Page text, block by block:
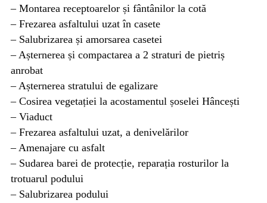
– Montarea receptoarelor și fântânilor la cotă
– Frezarea asfaltului uzat în casete
– Salubrizarea și amorsarea casetei
– Așternerea și compactarea a 2 straturi de pietriș
anrobat
– Așternerea stratului de egalizare
– Cosirea vegetației la acostamentul șoselei Hâncești
– Viaduct
– Frezarea asfaltului uzat, a denivelărilor
– Amenajare cu asfalt
– Sudarea barei de protecție, reparația rosturilor la
trotuarul podului
– Salubrizarea podului